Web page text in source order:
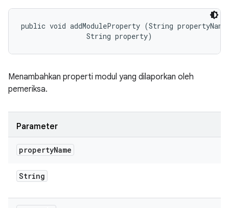
public void addModuleProperty (String
                String property)
Menambahkan properti modul yang dilaporkan oleh
pemeriksa.
Parameter
propertyName
String